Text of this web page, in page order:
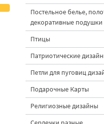
Постельное белье,
декоративные подушки
Птицы
Патриотические
Петли для пуговиц
Подарочные Карты
Религиозные дизайны